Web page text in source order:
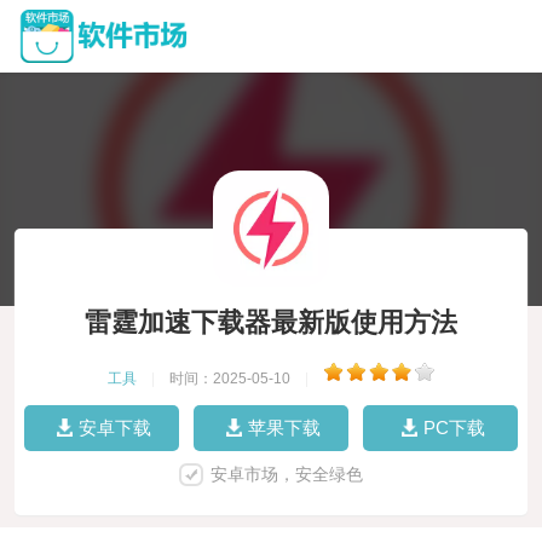
雷霆加速下载器最新版使用方法
工具 时间：2025-05-10
安卓下载 苹果下载 PC下载
安卓市场，安全绿色